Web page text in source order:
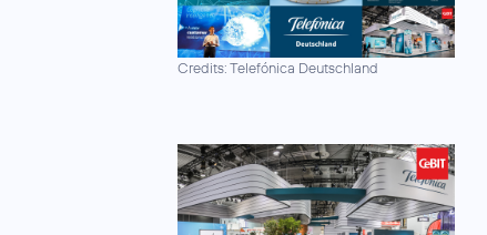
Credits: Telefónica Deutschland